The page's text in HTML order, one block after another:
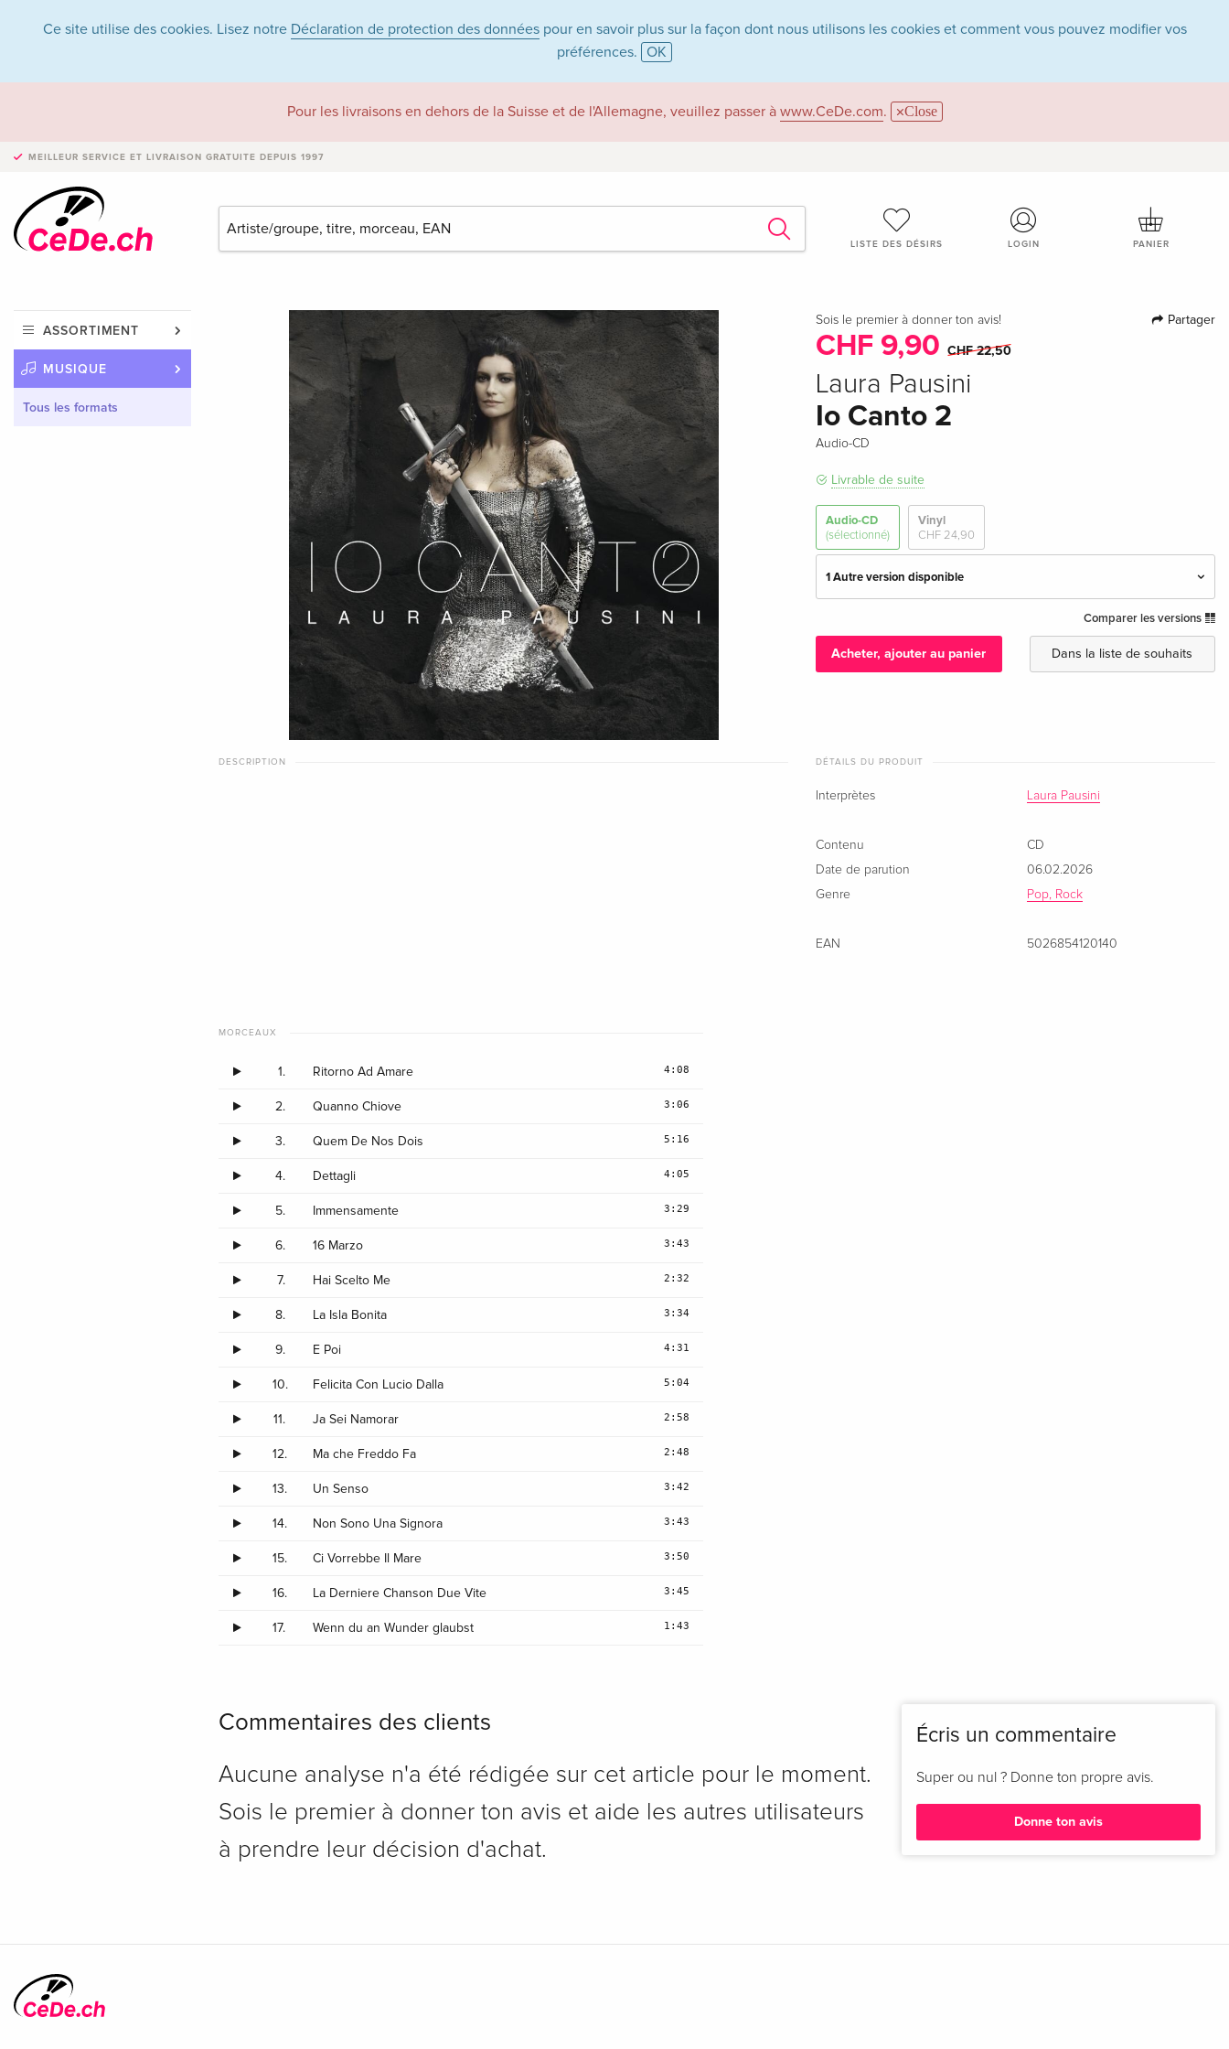
Ce site utilise des cookies. Lisez notre Déclaration de protection des donnéespour en savoir plus sur la façon dont nous utilisons les cookies et comment vous pouvez modifier vos
préférences. OK
Pour les livraisons en dehors de la Suisse et de l'Allemagne, veuillez passer à www.CeDe.com. Close
MEILLEUR SERVICE ET LIVRAISON GRATUITE DEPUIS 1997
LISTE DES DÉSIRS LOGIN PANIER
ASSORTIMENT
MUSIQUE
Tous les formats
Sois le premier à donner ton avis! Partager
CHF 9,90 CHF 22,50
Laura Pausini
Io Canto 2
Audio-CD
Livrable de suite
Audio-CD
(sélectionné)
Vinyl
CHF 24,90
1 Autre version disponible
CHF 9,90
CHF 22,50
Comparer les versions
Acheter, ajouter au panier Dans la liste de souhaits
DESCRIPTION DÉTAILS DU PRODUIT
Interprètes Laura Pausini
Contenu
CD
Date de parution
06.02.2026
Genre
Pop, Rock
EAN 5026854120140
MORCEAUX
1. Ritorno Ad Amare 4:08
2. Quanno Chiove 3:06
3. Quem De Nos Dois 5:16
4. Dettagli 4:05
5. Immensamente 3:29
6. 16 Marzo 3:43
7. Hai Scelto Me 2:32
8. La Isla Bonita 3:34
9. E Poi 4:31
10. Felicita Con Lucio Dalla 5:04
11. Ja Sei Namorar 2:58
12. Ma che Freddo Fa 2:48
13. Un Senso 3:42
14. Non Sono Una Signora 3:43
15. Ci Vorrebbe Il Mare 3:50
16. La Derniere Chanson Due Vite 3:45
17. Wenn du an Wunder glaubst 1:43
Commentaires des clients
Aucune analyse n'a été rédigée sur cet article pour le moment.
Sois le premier à donner ton avis et aide les autres utilisateurs
à prendre leur décision d'achat.
Écris un commentaire
Super ou nul ? Donne ton propre avis.
Donne ton avis